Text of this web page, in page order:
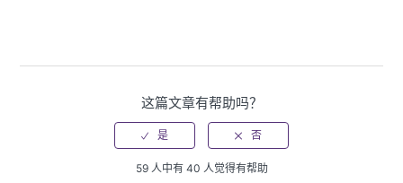
这篇文章有帮助吗？
59 人中有 40 人觉得有帮助